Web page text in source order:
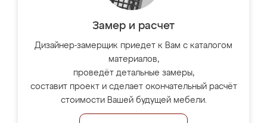
Замер и расчет
Дизайнер-замерщик приедет к Вам с каталогом
материалов,
проведёт детальные замеры,
составит проект и сделает окончательный расчёт
стоимости Вашей будущей мебели.